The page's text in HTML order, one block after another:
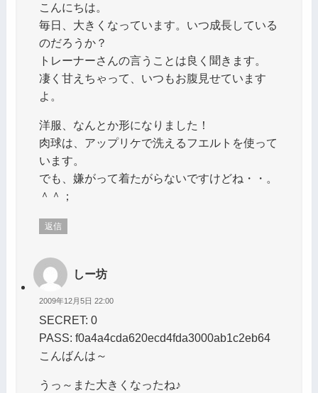
こんにちは。
毎日、大きくなっています。いつ成長している
のだろうか？
トレーナーさんの言うことは良く聞きます。
凄く甘えちゃって、いつもお腹見せています
よ。
洋服、なんとか形になりました！
肉球は、アップリケで洗えるフエルトを使って
います。
でも、嫌がって着たがらないですけどね・・。
＾＾；
返信
しー坊
2009年12月5日 22:00
SECRET: 0
PASS: f0a4a4cda620ecd4fda3000ab1c2eb64
こんばんは～
うっ～また大きくなったね♪